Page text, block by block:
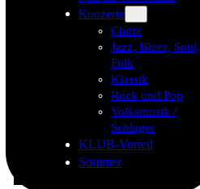
Konzerte
Chöre
Jazz, Blues, Soul,
Folk
Klassik
Rock und Pop
Volksmusik /
Schlager
KLUB-Vorteil
Sommer